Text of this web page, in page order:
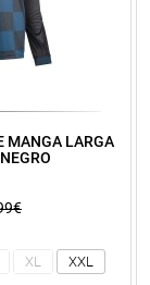
MANGA LARGA
XL XXL